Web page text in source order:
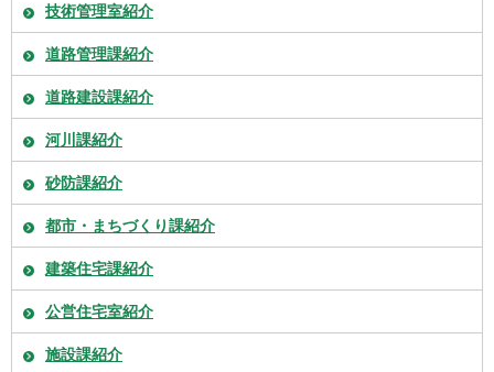
技術管理室紹介
道路管理課紹介
道路建設課紹介
河川課紹介
砂防課紹介
都市・まちづくり課紹介
建築住宅課紹介
公営住宅室紹介
施設課紹介